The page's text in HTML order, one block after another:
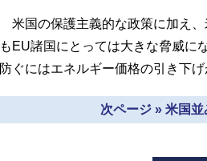
米国の保護主義的な政策に加え、
もEU諸国にとっては大きな脅威に
防ぐにはエネルギー価格の引き下げ
次ページ » 米国